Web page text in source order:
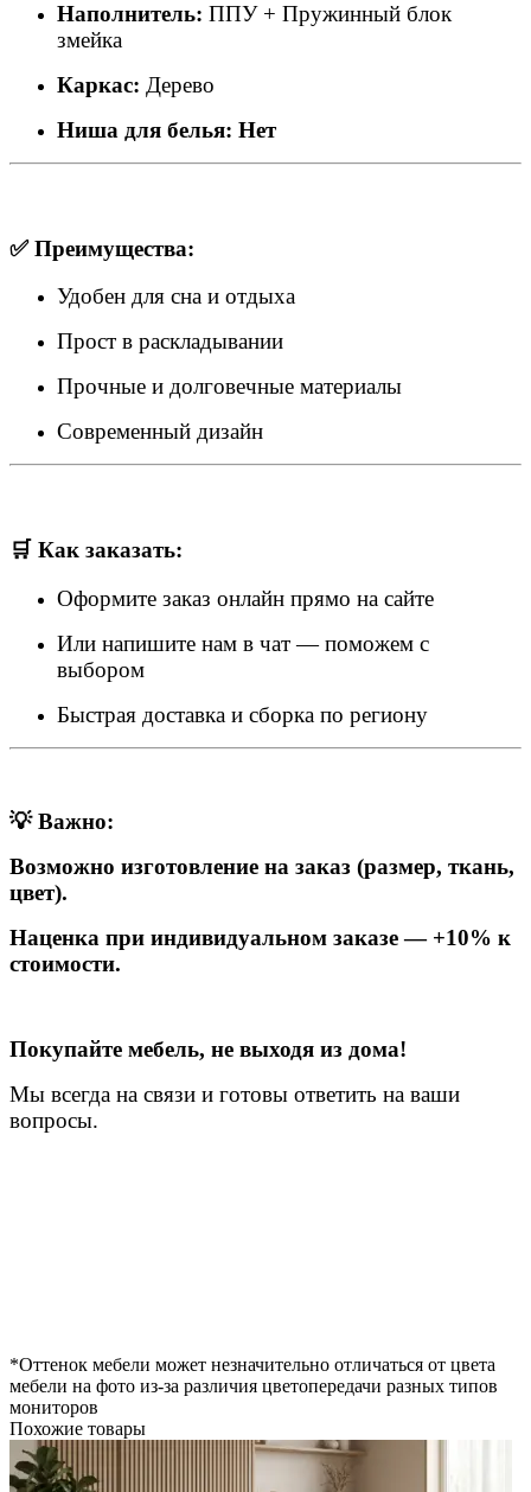
Наполнитель: ППУ + Пружинный блок
змейка
Каркас: Дерево
Ниша для белья: Нет
✅ Преимущества:
Удобен для сна и отдыха
Прост в раскладывании
Прочные и долговечные материалы
Современный дизайн
🛒 Как заказать:
Оформите заказ онлайн прямо на сайте
Или напишите нам в чат — поможем с
выбором
Быстрая доставка и сборка по региону
💡Важно:
Возможно изготовление на заказ (размер, ткань,
цвет).
Наценка при индивидуальном заказе — +10% к
стоимости.
Покупайте мебель, не выходя из дома!
Мы всегда на связи и готовы ответить на ваши
вопросы.
*Оттенок мебели может незначительно отличаться от цвета
мебели на фото из-за различия цветопередачи разных типов
мониторов
Похожие товары